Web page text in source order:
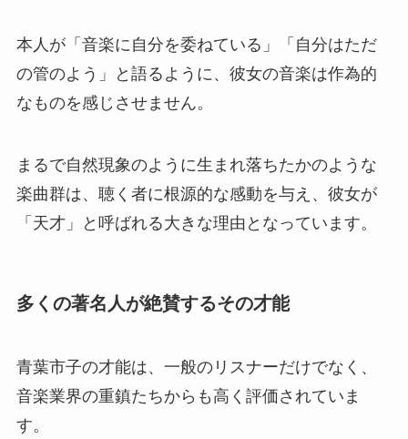
本人が「音楽に自分を委ねている」「自分はただ
の管のよう」と語るように、彼女の音楽は作為的
なものを感じさせません。
まるで自然現象のように生まれ落ちたかのような
楽曲群は、聴く者に根源的な感動を与え、彼女が
「天才」と呼ばれる大きな理由となっています。
多くの著名人が絶賛するその才能
青葉市子の才能は、一般のリスナーだけでなく、
音楽業界の重鎮たちからも高く評価されていま
す。